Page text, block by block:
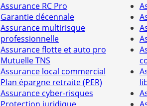
Assurance RC Pro
Garantie décennale
Assurance multirisque
professionnelle
Assurance flotte et auto pro
Mutuelle TNS
Assurance local commercial
Plan épargne retraite (PER)
Assurance cyber-risques